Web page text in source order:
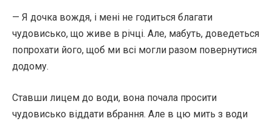
— Я дочка вождя, і мені не годиться благати
чудовисько, що живе в річці. Але, мабуть, доведеться
попрохати його, щоб ми всі могли разом повернутися
додому.
Ставши лицем до води, вона почала просити
чудовисько віддати вбрання. Але в цю мить з води